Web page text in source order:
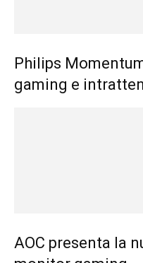
Philips
gaming e
AOC presenta la